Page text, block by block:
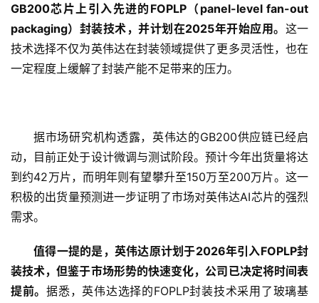
GB200芯片上引入先进的FOPLP（panel-level fan-out
packaging）封装技术，并计划在2025年开始应用。 这一
技术选择不仅为英伟达在封装领域提供了更多灵活性，也在
一定程度上缓解了封装产能不足带来的压力。
据市场研究机构透露，英伟达的GB200供应链已经启
动，目前正处于设计微调与测试阶段。预计今年出货量将达
到约42万片，而明年则有望攀升至150万至200万片。这一
积极的出货量预测进一步证明了市场对英伟达AI芯片的强烈
需求。
值得一提的是，英伟达原计划于2026年引入FOPLP封
装技术，但鉴于市场形势的快速变化，公司已决定将时间表
提前。据悉，英伟达选择的FOPLP封装技术采用了玻璃基